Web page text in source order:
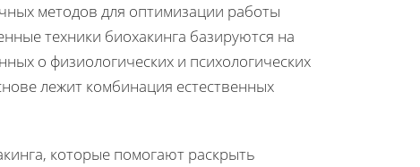
методов для оптимизации работы
техники биохакинга базируются на
о физиологических и психологических
лежит комбинация естественных
которые помогают раскрыть